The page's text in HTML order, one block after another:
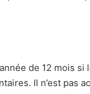
de 12 mois si
Il n’est pas